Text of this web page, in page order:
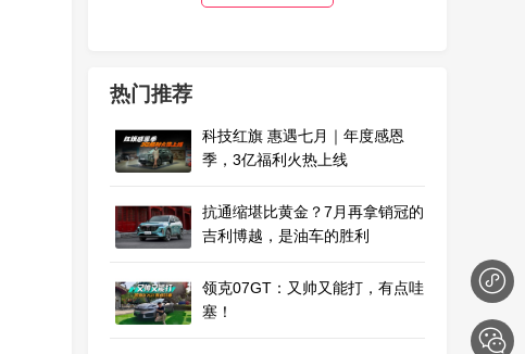
热门推荐
科技红旗 惠遇七月｜年度感恩
季，3亿福利火热上线
抗通缩堪比黄金？7月再拿销冠的
吉利博越，是油车的胜利
领克07GT：又帅又能打，有点哇
塞！